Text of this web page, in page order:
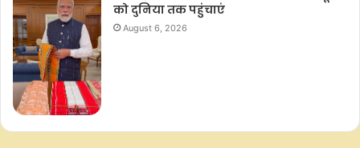
को दुनिया तक पहुंचाएं
August 6, 2026